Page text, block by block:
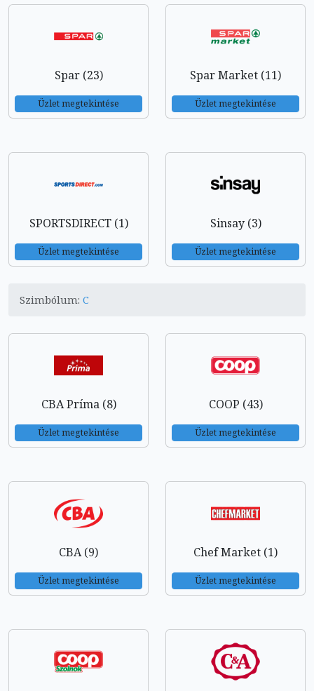
Spar (23)
Üzlet megtekintése
Spar Market (11)
Üzlet megtekintése
SPORTSDIRECT (1)
Üzlet megtekintése
Sinsay (3)
Üzlet megtekintése
Szimbólum: C
CBA Príma (8)
Üzlet megtekintése
COOP (43)
Üzlet megtekintése
CBA (9)
Üzlet megtekintése
Chef Market (1)
Üzlet megtekintése